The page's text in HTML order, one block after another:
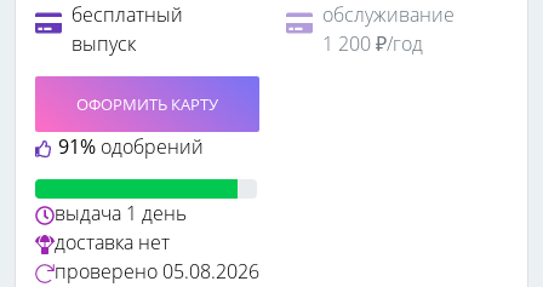
бесплатный
выпуск
обслуживание
1 200 ₽/год
91% одобрений
ОФОРМИТЬ КАРТУ
выдача 1 день
доставка нет
проверено 05.08.2026